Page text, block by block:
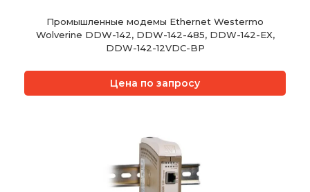
Промышленные модемы Ethernet Westermo
Wolverine DDW-142, DDW-142-485, DDW-142-EX,
DDW-142-12VDC-BP
Цена по запросу